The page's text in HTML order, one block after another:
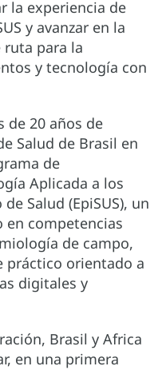
la experiencia de
y avanzar en la
ruta para la
y tecnología con
de 20 años de
Salud de Brasil en
de
Aplicada a los
Salud (EpiSUS), un
en competencias
de campo,
práctico orientado a
digitales y
Brasil y Africa
en una primera